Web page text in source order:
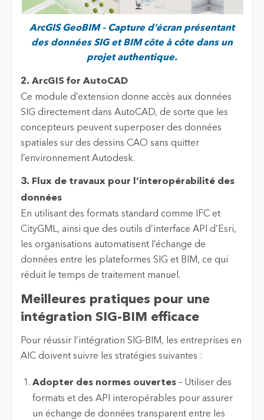
ArcGIS GeoBIM – Capture d’écran présentant
des données SIG et BIM côte à côte dans un
projet authentique.
2. ArcGIS for AutoCAD
Ce module d’extension donne accès aux données
SIG directement dans AutoCAD, de sorte que les
concepteurs peuvent superposer des données
spatiales sur des dessins CAO sans quitter
l’environnement Autodesk.
3. Flux de travaux pour l’interopérabilité des
données
En utilisant des formats standard comme IFC et
CityGML, ainsi que des outils d’interface API d’Esri,
les organisations automatisent l’échange de
données entre les plateformes SIG et BIM, ce qui
réduit le temps de traitement manuel.
Meilleures pratiques pour une
intégration SIG-BIM efficace
Pour réussir l’intégration SIG-BIM, les entreprises en
AIC doivent suivre les stratégies suivantes :
Adopter des normes ouvertes– Utiliser des
formats et des API interopérables pour assurer
un échange de données transparent entre les